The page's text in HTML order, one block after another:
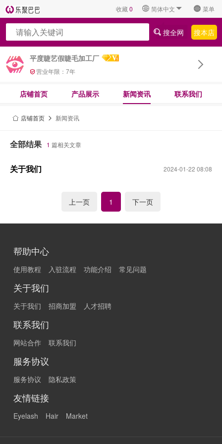
收藏0 简体中文 菜单
平度睫艺假睫毛加工厂
营业年限： 7年
搜全网 搜本店
店铺首页 产品展示 新闻资讯 联系我们
店铺首页 新闻资讯
全部结果 1 篇相关文章
关于我们 2024-01-22 08:08
上一页 1 下一页
帮助中心
使用教程 入驻流程 功能介绍 常见问题
关于我们
关于我们 招商加盟 人才招聘
联系我们
网站合作 联系我们
服务协议
服务协议 隐私政策
友情链接
Eyelash Hair Market